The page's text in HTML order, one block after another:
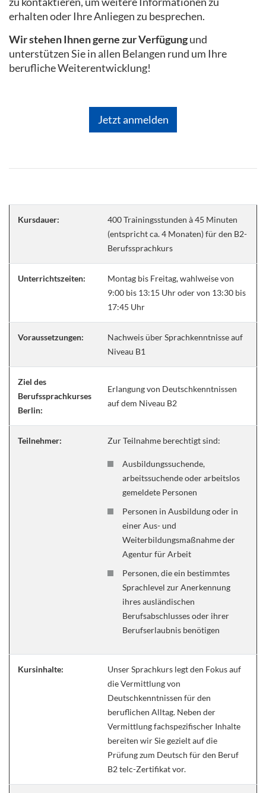
erhalten oder Ihre Anliegen zu besprechen.
Wir stehen Ihnen gerne zur Verfügungund
unterstützen Sie in allen Belangen rund um Ihre
berufliche Weiterentwicklung!
Jetzt anmelden
Kursdauer:
400 Trainingsstunden à 45 Minuten
(entspricht ca. 4 Monaten) für den B2-
Berufssprachkurs
Unterrichtszeiten:
Montag bis Freitag, wahlweise von
9:00 bis 13:15 Uhr oder von 13:30 bis
17:45 Uhr
Voraussetzungen:
Nachweis über Sprachkenntnisse auf
Niveau B1
Ziel des
Berufssprachkurses
Berlin:
Erlangung von Deutschkenntnissen
auf dem Niveau B2
Teilnehmer: Zur Teilnahme berechtigt sind:
Ausbildungssuchende,
arbeitssuchende oder arbeitslos
gemeldete Personen
Personen in Ausbildung oder in
einer Aus- und
Weiterbildungsmaßnahme der
Agentur für Arbeit
Personen, die ein bestimmtes
Sprachlevel zur Anerkennung
ihres ausländischen
Berufsabschlusses oder ihrer
Berufserlaubnis benötigen
Kursinhalte:
Unser Sprachkurs legt den Fokus auf
die Vermittlung von
Deutschkenntnissen für den
beruflichen Alltag. Neben der
Vermittlung fachspezifischer Inhalte
bereiten wir Sie gezielt auf die
Prüfung zum Deutsch für den Beruf
B2 telc-Zertifikat vor.